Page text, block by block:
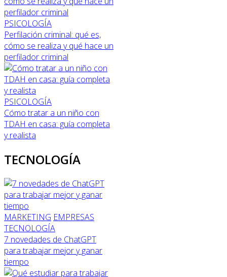
PSICOLOGÍA
Perfilación criminal: qué es,
cómo se realiza y qué hace un
perfilador criminal
PSICOLOGÍA
Cómo tratar a un niño con
TDAH en casa: guía completa
y realista
TECNOLOGÍA
MARKETING EMPRESAS
TECNOLOGÍA
7 novedades de ChatGPT
para trabajar mejor y ganar
tiempo